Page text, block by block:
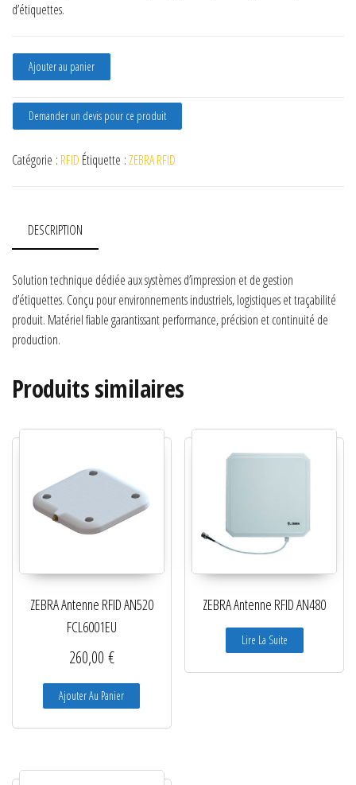
d’étiquettes.
quantité de ZEBRA Antenne RFID AN510 CSCL60004EU
Ajouter au panier
Demander un devis pour ce produit
Catégorie : RFID Étiquette : ZEBRA RFID
DESCRIPTION
Solution technique dédiée aux systèmes d’impression et de gestion
d’étiquettes. Conçu pour environnements industriels, logistiques et traçabilité
produit. Matériel fiable garantissant performance, précision et continuité de
production.
Produits similaires
ZEBRA Antenne RFID AN520
FCL6001EU
260,00 €
Ajouter Au Panier
ZEBRA Antenne RFID AN480
Lire La Suite